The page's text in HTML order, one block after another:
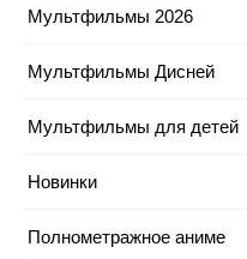
Мультфильмы 2026
Мультфильмы Дисней
Мультфильмы для детей
Новинки
Полнометражное аниме